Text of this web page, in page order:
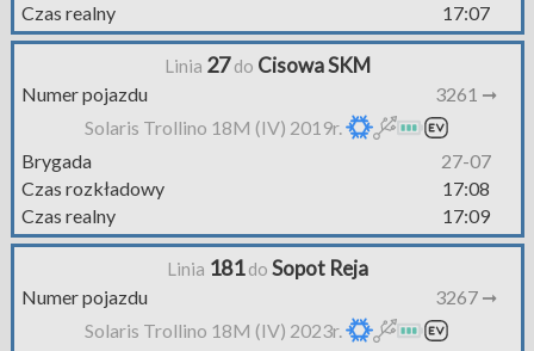
Czas realny
17:07
Linia 27do Cisowa SKM
Numer pojazdu
3261 ➞
Solaris Trollino 18M (IV) 2019r.
Brygada
27-07
Czas rozkładowy
17:08
Czas realny
17:09
Linia 181do Sopot Reja
Numer pojazdu
3267 ➞
Solaris Trollino 18M (IV) 2023r.